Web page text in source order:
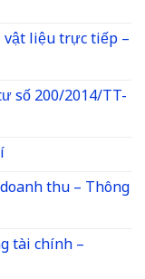
liệu trực tiếp –
số 200/2014/TT-
thu – Thông
tài chính –